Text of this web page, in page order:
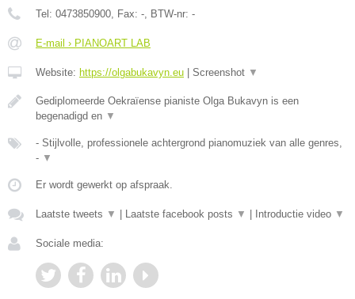
Tel: 0473850900, Fax: -, BTW-nr: -
E-mail › PIANOART LAB
Website: https://olgabukavyn.eu Screenshot ▼
Gediplomeerde Oekraïense pianiste Olga Bukavyn is een
begenadigd en ▼
- Stijlvolle, professionele achtergrond pianomuziek van alle genres,
- ▼
Er wordt gewerkt op afspraak.
Laatste tweets ▼ Laatste facebook posts ▼ Introductie video ▼
Sociale media: